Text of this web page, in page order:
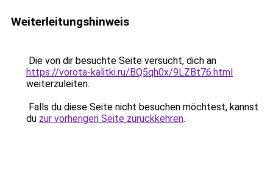
Weiterleitungshinweis
Die von dir besuchte Seite versucht, dich an
https://vorota-kalitki.ru/BQ5qh0x/9LZBt76.html
weiterzuleiten.
Falls du diese Seite nicht besuchen möchtest, kannst
du zur vorherigen Seite zurückkehren.